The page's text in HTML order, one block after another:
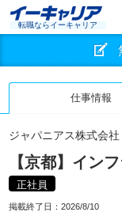
転職ならイーキャリア
仕事情報
ジャパニアス株式会社
【京都】イン
正社員
掲載終了日： 2026/8/10